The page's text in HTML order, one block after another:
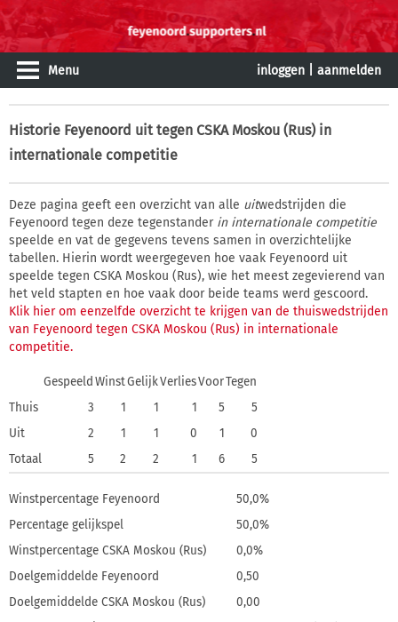
Menu inloggen aanmelden
Historie Feyenoord uit tegen CSKA Moskou (Rus) in
internationale competitie
Deze pagina geeft een overzicht van alle uitwedstrijden die
Feyenoord tegen deze tegenstander in internationale competitie
speelde en vat de gegevens tevens samen in overzichtelijke
tabellen. Hierin wordt weergegeven hoe vaak Feyenoord uit
speelde tegen CSKA Moskou (Rus), wie het meest zegevierend van
het veld stapten en hoe vaak door beide teams werd gescoord.
Klik hier om eenzelfde overzicht te krijgen van de thuiswedstrijden
van Feyenoord tegen CSKA Moskou (Rus) in internationale
competitie.
Gespeeld WinstGelijkVerliesVoorTegen
Thuis
3 1 1 1 5
5
Uit
2 1 1 0 1
0
Totaal
5 2 2 1 6 5
Winstpercentage Feyenoord
50,0%
Percentage gelijkspel
50,0%
Winstpercentage CSKA Moskou (Rus)
0,0%
Doelgemiddelde Feyenoord
0,50
Doelgemiddelde CSKA Moskou (Rus)
0,00